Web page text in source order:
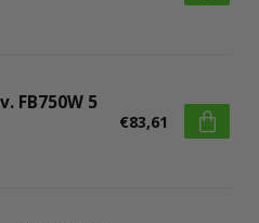
FB750W 5
€83,61